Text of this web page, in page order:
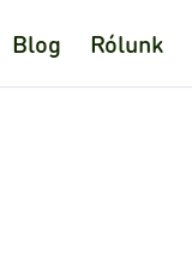
Blog Rólunk